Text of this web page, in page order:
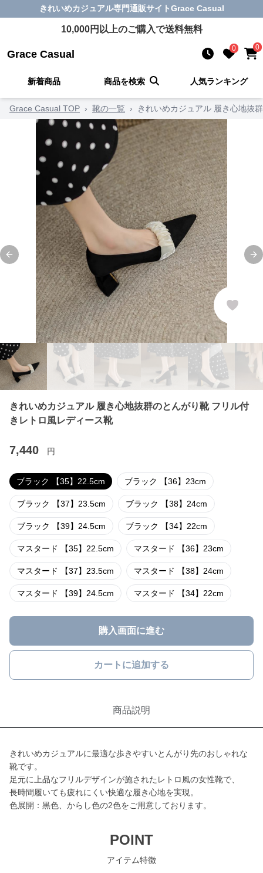
きれいめカジュアル専門通販サイトGrace Casual
10,000円以上のご購入で送料無料
Grace Casual 0 0
新着商品 商品を検索 人気ランキング
Grace Casual TOP › 靴の一覧 › きれいめカジュアル 履き心地抜
Previous slide
きれいめカジュアル 履き心地抜群のとんがり靴 フリル付
きレトロ風レディース靴
7,440 円
ブラック 【35】22.5cm ブラック 【36】23cm
ブラック 【37】23.5cm ブラック 【38】24cm
ブラック 【39】24.5cm ブラック 【34】22cm
マスタード 【35】22.5cm マスタード 【36】23cm
マスタード 【37】23.5cm マスタード 【38】24cm
マスタード 【39】24.5cm マスタード 【34】22cm
購入画面に進む
カートに追加する
商品説明
きれいめカジュアルに最適な歩きやすいとんがり先のおしゃれな
靴です。
足元に上品なフリルデザインが施されたレトロ風の女性靴で、
長時間履いても疲れにくい快適な履き心地を実現。
色展開：黒色、からし色の2色をご用意しております。
POINT
アイテム特徴